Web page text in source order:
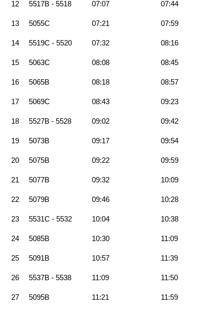
12 5517B - 5518 07:07 07:44
13 5055C 07:21 07:59
14 5519C - 5520 07:32 08:16
15 5063C 08:08 08:45
16 5065B 08:18 08:57
17 5069C 08:43 09:23
18 5527B - 5528 09:02 09:42
19 5073B 09:17 09:54
20 5075B 09:22 09:59
21 5077B 09:32 10:09
22 5079B 09:46 10:28
23 5531C - 5532 10:04 10:38
24 5085B 10:30 11:09
25 5091B 10:57 11:39
26 5537B - 5538 11:09 11:50
27 5095B 11:21 11:59